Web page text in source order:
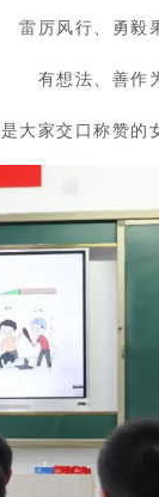
雷厉风行、勇毅
有想法、善作
是大家交口称赞的